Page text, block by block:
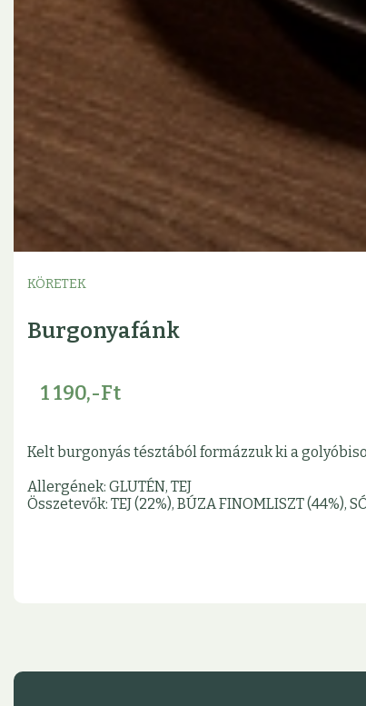
KÖRETEK
Burgonyafánk
1 190,-Ft
Kelt burgonyás tésztából formázzuk ki a
Allergének: GLUTÉN, TEJ
Összetevők: TEJ (22%), BÚZA FINOMLISZT (44%),